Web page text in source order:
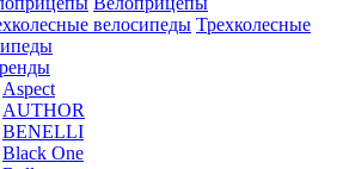
Трехколесные
Aspect
AUTHOR
BENELLI
Black One